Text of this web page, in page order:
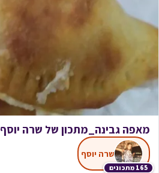
מאפה גבינה_מתכון של שרה יוסף
165 מתכונים
שרה יוסף